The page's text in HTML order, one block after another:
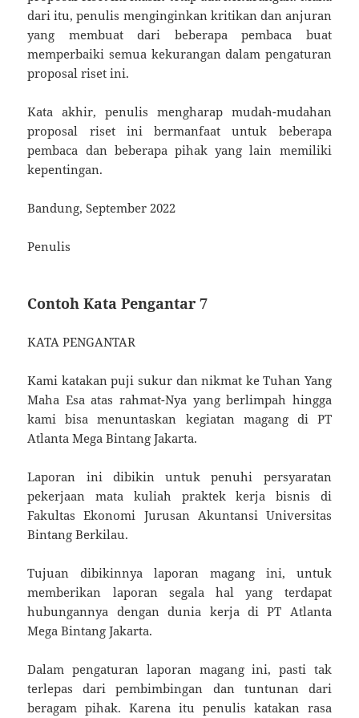
dari itu, penulis menginginkan kritikan dan anjuran
yang membuat dari beberapa pembaca buat
memperbaiki semua kekurangan dalam pengaturan
proposal riset ini.
Kata akhir, penulis mengharap mudah-mudahan
proposal riset ini bermanfaat untuk beberapa
pembaca dan beberapa pihak yang lain memiliki
kepentingan.
Bandung, September 2022
Penulis
Contoh Kata Pengantar 7
KATA PENGANTAR
Kami katakan puji sukur dan nikmat ke Tuhan Yang
Maha Esa atas rahmat-Nya yang berlimpah hingga
kami bisa menuntaskan kegiatan magang di PT
Atlanta Mega Bintang Jakarta.
Laporan ini dibikin untuk penuhi persyaratan
pekerjaan mata kuliah praktek kerja bisnis di
Fakultas Ekonomi Jurusan Akuntansi Universitas
Bintang Berkilau.
Tujuan dibikinnya laporan magang ini, untuk
memberikan laporan segala hal yang terdapat
hubungannya dengan dunia kerja di PT Atlanta
Mega Bintang Jakarta.
Dalam pengaturan laporan magang ini, pasti tak
terlepas dari pembimbingan dan tuntunan dari
beragam pihak. Karena itu penulis katakan rasa